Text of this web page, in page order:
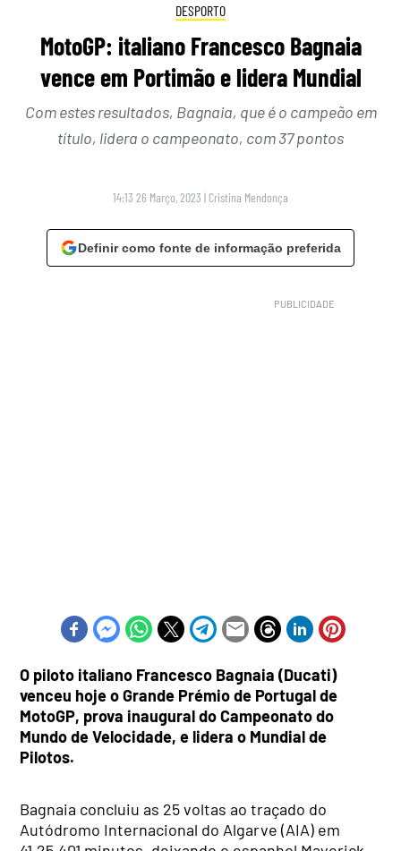
DESPORTO
MotoGP: italiano Francesco Bagnaia
vence em Portimão e lidera Mundial
Com estes resultados, Bagnaia, que é o campeão em
título, lidera o campeonato, com 37 pontos
14:13 26 Março, 2023 | Cristina Mendonça
Definir como fonte de informação preferida
O piloto italiano Francesco Bagnaia (Ducati)
venceu hoje o Grande Prémio de Portugal de
MotoGP, prova inaugural do Campeonato do
Mundo de Velocidade, e lidera o Mundial de
Pilotos.
Bagnaia concluiu as 25 voltas ao traçado do
Autódromo Internacional do Algarve (AIA) em